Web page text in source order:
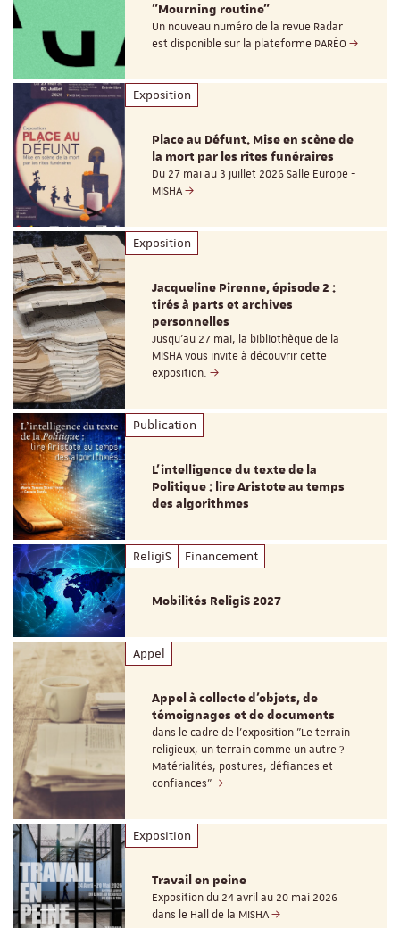
"Mourning routine"
Un nouveau numéro de la revue Radar
est disponible sur la plateforme PARÉO
Exposition
Place au Défunt. Mise en scène de
la mort par les rites funéraires
Du 27 mai au 3 juillet 2026 Salle Europe -
MISHA
Exposition
Jacqueline Pirenne, épisode 2 :
tirés à parts et archives
personnelles
Jusqu’au 27 mai, la bibliothèque de la
MISHA vous invite à découvrir cette
exposition.
Publication
L’intelligence du texte de la
Politique : lire Aristote au temps
des algorithmes
ReligiS Financement
Mobilités ReligiS 2027
Appel
Appel à collecte d'objets, de
témoignages et de documents
dans le cadre de l'exposition "Le terrain
religieux, un terrain comme un autre ?
Matérialités, postures, défiances et
confiances"
Exposition
Travail en peine
Exposition du 24 avril au 20 mai 2026
dans le Hall de la MISHA